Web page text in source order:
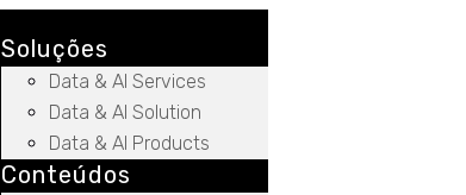
Soluções
Data & AI Services
Data & AI Solution
Data & AI Products
Conteúdos